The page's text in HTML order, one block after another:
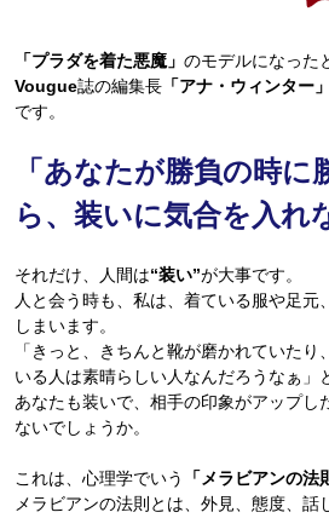
「プラダを着た悪魔」 のモデルになった
Vougue誌の編集長 「アナ・ウィンター」
です。
「あなたが勝負の時
ら、装いに気合を入れ
それだけ、人間は“装い”が大事です。
人と会う時も、私は、着ている服や足元
しまいます。
「きっと、きちんと靴が磨かれていた
いる人は素晴らしい人なんだろうなぁ」
あなたも装いで、相手の印象がアップし
ないでしょうか。
これは、心理学でいう 「メラビアンの法
メラビアンの法則とは、外見、態度、話